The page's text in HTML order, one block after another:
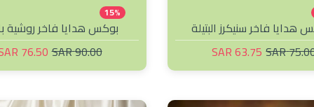
هدايا فاخر سنيكرز البتيلة
75.00
63.75 SAR
15%
بوكس هدايا فاخر روشية
90.00 SAR
76.50 SAR
Unnamed